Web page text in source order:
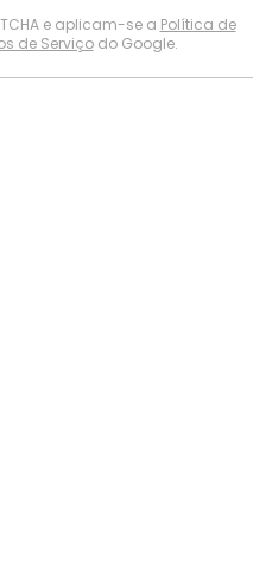
e aplicam-se a Política de
de Serviçodo Google.